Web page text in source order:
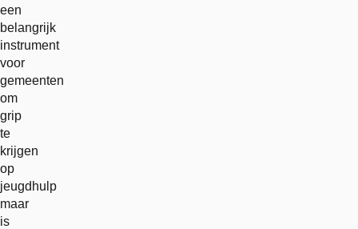
een
belangrijk
instrument
voor
gemeenten
om
grip
te
krijgen
op
jeugdhulp
maar
is